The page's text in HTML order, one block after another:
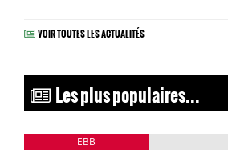
VOIR TOUTES LES ACTUALITÉS
Les plus populaires...
EBB